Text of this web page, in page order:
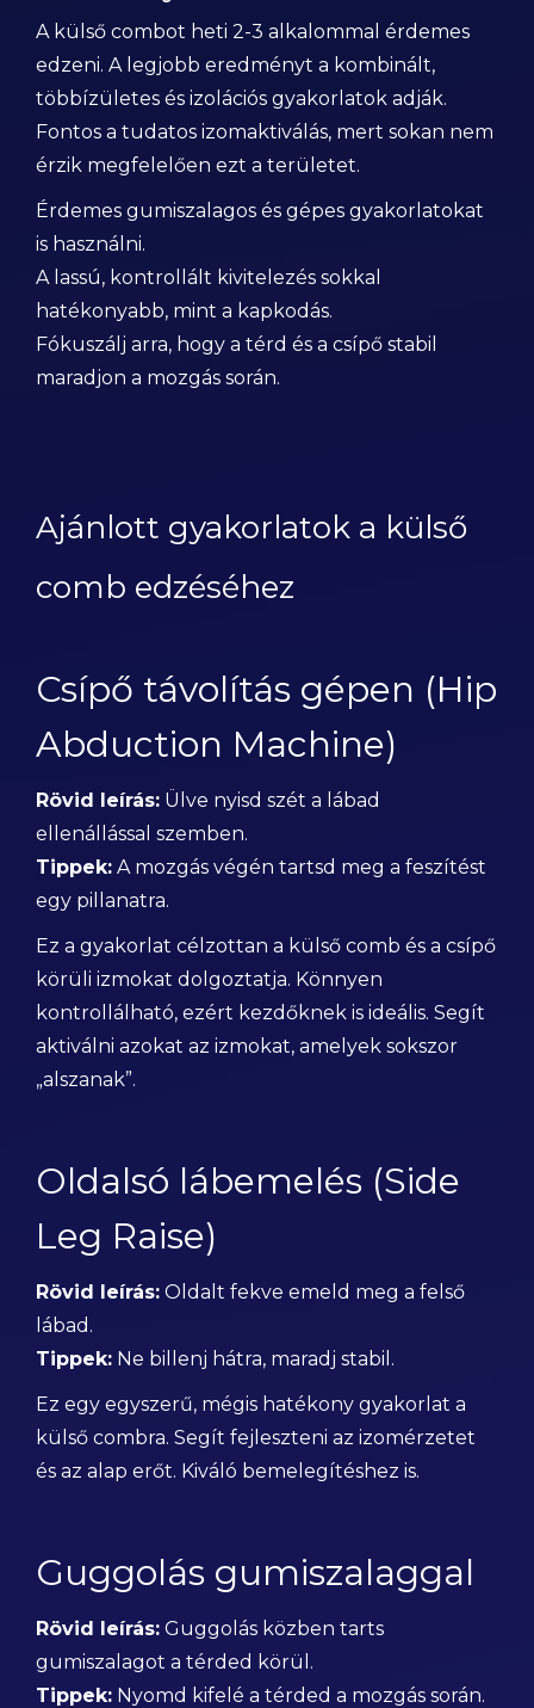
A külső combot heti 2-3 alkalommal érdemes
edzeni. A legjobb eredményt a kombinált,
többízületes és izolációs gyakorlatok adják.
Fontos a tudatos izomaktiválás, mert sokan nem
érzik megfelelően ezt a területet.
Érdemes gumiszalagos és gépes gyakorlatokat
is használni.
A lassú, kontrollált kivitelezés sokkal
hatékonyabb, mint a kapkodás.
Fókuszálj arra, hogy a térd és a csípő stabil
maradjon a mozgás során.
Ajánlott gyakorlatok a külső
comb edzéséhez
Csípő távolítás gépen (Hip
Abduction Machine)
Rövid leírás: Ülve nyisd szét a lábad
ellenállással szemben.
Tippek: A mozgás végén tartsd meg a feszítést
egy pillanatra.
Ez a gyakorlat célzottan a külső comb és a csípő
körüli izmokat dolgoztatja. Könnyen
kontrollálható, ezért kezdőknek is ideális. Segít
aktiválni azokat az izmokat, amelyek sokszor
„alszanak”.
Oldalsó lábemelés (Side
Leg Raise)
Rövid leírás: Oldalt fekve emeld meg a felső
lábad.
Tippek: Ne billenj hátra, maradj stabil.
Ez egy egyszerű, mégis hatékony gyakorlat a
külső combra. Segít fejleszteni az izomérzetet
és az alap erőt. Kiváló bemelegítéshez is.
Guggolás gumiszalaggal
Rövid leírás: Guggolás közben tarts
gumiszalagot a térded körül.
Tippek: Nyomd kifelé a térded a mozgás során.